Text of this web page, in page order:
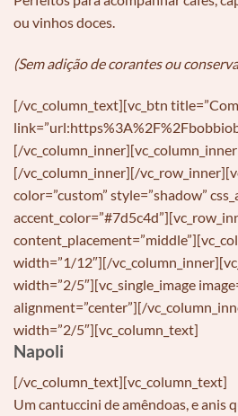
ou vinhos doces.
(Sem adição de corantes ou
[/vc_column_text][vc_btn
[/
[/vc_column_inner][/
color=”custom” style=”shadow”
width=”1/12″][/
width=”2/5″][vc_single_image
alignment=”center”][/
width=”2/5″][vc_column_text]
Napoli
[/vc_column_text][vc_column_text]
Um cantuccini de amêndoas, e anis